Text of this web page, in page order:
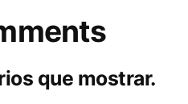
que mostrar.